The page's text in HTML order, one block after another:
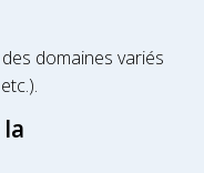
domaines variés